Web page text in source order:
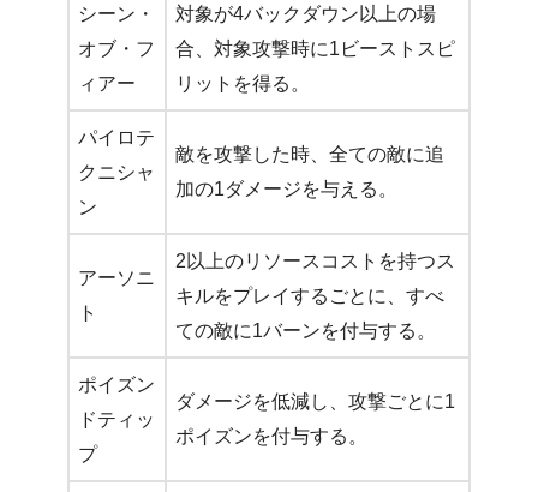
シーン・
オブ・フ
ィアー
対象が4バックダウン以上の場
合、対象攻撃時に1ビーストスピ
リットを得る。
パイロテ
クニシャ
ン
敵を攻撃した時、全ての敵に追
加の1ダメージを与える。
アーソニ
ト
2以上のリソースコストを持つス
キルをプレイするごとに、すべ
ての敵に1バーンを付与する。
ポイズン
ドティッ
プ
ダメージを低減し、攻撃ごとに1
ポイズンを付与する。